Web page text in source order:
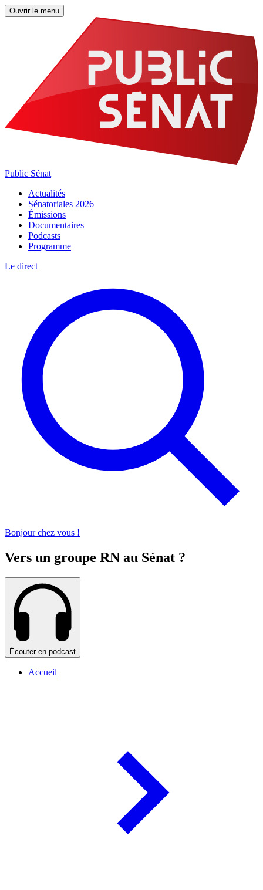
Ouvrir le menu
Public Sénat
Actualités
Sénatoriales 2026
Émissions
Documentaires
Podcasts
Programme
Le direct
Bonjour chez vous !
Vers un groupe RN au Sénat ?
Écouter en podcast
Accueil